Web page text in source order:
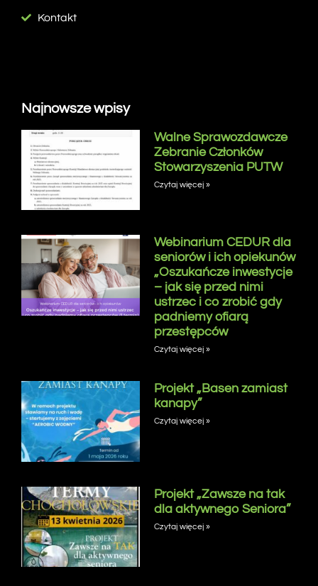
Kontakt
Najnowsze wpisy
Walne Sprawozdawcze
Zebranie Członków
Stowarzyszenia PUTW
Czytaj więcej »
Webinarium CEDUR dla
seniorów i ich opiekunów
„Oszukańcze inwestycje
– jak się przed nimi
ustrzec i co zrobić gdy
padniemy ofiarą
przestępców
Czytaj więcej »
Projekt „Basen zamiast
kanapy”
Czytaj więcej »
Projekt „Zawsze na tak
dla aktywnego Seniora”
Czytaj więcej »